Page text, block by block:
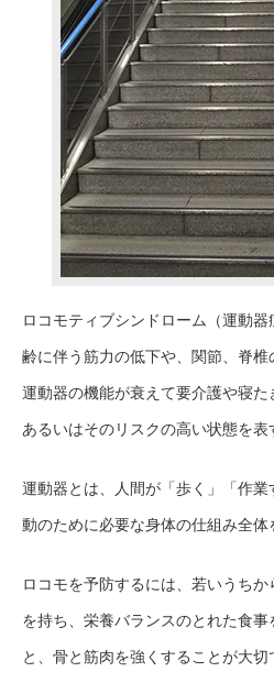
ロコモティブシンドローム（運動
齢に伴う筋力の低下や、関節、脊
運動器の機能が衰えて要介護や寝た
あるいはそのリスクの高い状態を表
運動器とは、人間が「歩く」「作
動のために必要な身体の仕組み全体
ロコモを予防するには、若いうち
を持ち、栄養バランスのとれた食事
と、骨と筋肉を強くすることが大切